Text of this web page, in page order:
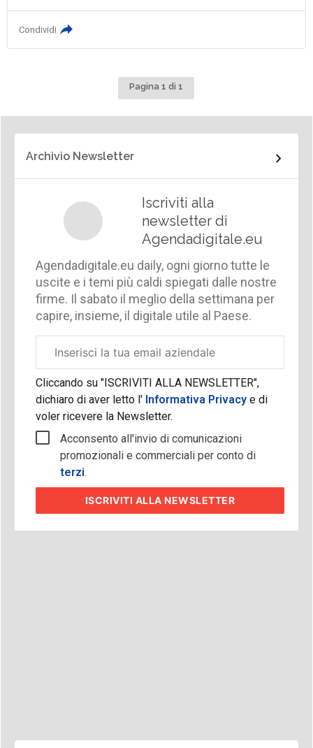
Condividi
Pagina 1 di 1
Archivio Newsletter
Iscriviti alla
newsletter di
Agendadigitale.eu
Agendadigitale.eu daily, ogni giorno tutte le
uscite e i temi più caldi spiegati dalle nostre
firme. Il sabato il meglio della settimana per
capire, insieme, il digitale utile al Paese.
aziendale
Cliccando su "ISCRIVITI ALLA NEWSLETTER",
dichiaro di aver letto l'Informativa Privacy e di
voler ricevere la Newsletter.
Acconsento all'invio di comunicazioni
promozionali e commerciali per conto di
terzi.
ISCRIVITI ALLA NEWSLETTER